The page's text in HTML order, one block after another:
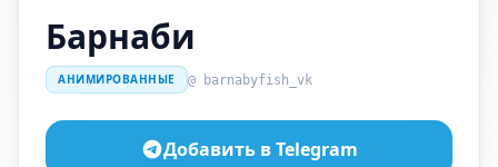
Барнаби
АНИМИРОВАННЫЕ @ barnabyfish_vk
Добавить в Telegram